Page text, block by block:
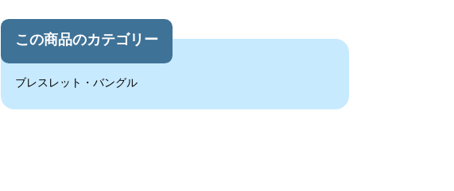
この商品のカテゴリー
ブレスレット・バングル